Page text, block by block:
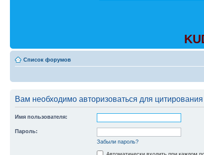
Список форумов
Вам необходимо авторизоваться для
Имя пользователя:
Пароль:
Забыли пароль?